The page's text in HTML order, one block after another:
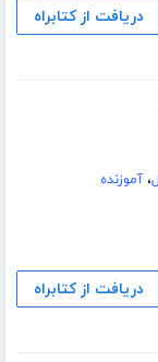
دریافت از کتابراه
،آموزنده
دریافت از کتابراه